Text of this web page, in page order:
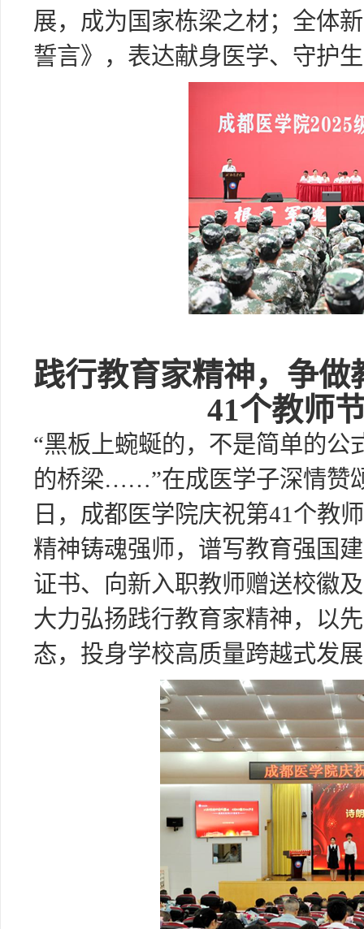
展，成为国家栋梁之材；全体
誓言》，表达献身医学、守护
践行教育家精神，争
41个教师
“黑板上蜿蜒的，不是简单的
的桥梁……”在成医学子深情赞
日，成都医学院庆祝第41个教
精神铸魂强师，谱写教育强国
证书、向新入职教师赠送校徽
大力弘扬践行教育家精神，以
态，投身学校高质量跨越式发